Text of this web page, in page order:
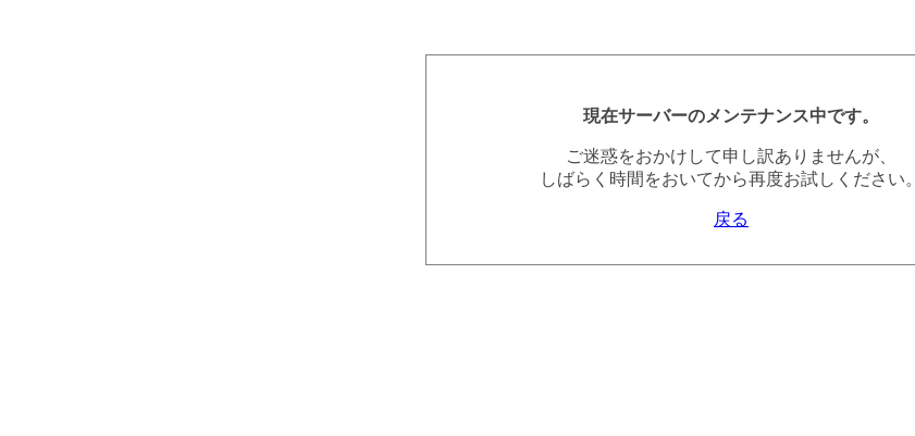
現在サーバーのメンテナンス中です。
ご迷惑をおかけして申し訳ありませんが、
しばらく時間をおいてから再度お試しください。
戻る